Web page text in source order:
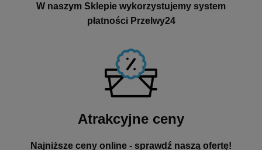
W naszym Sklepie wykorzystujemy system
płatności Przelwy24
Atrakcyjne ceny
Najniższe ceny online - sprawdź naszą ofertę!